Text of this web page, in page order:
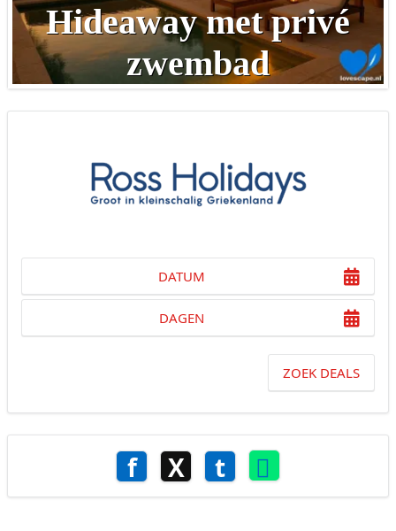
Hideaway met privé
zwembad
DATUM
DAGEN
ZOEK DEALS
f X t